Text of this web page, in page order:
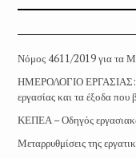
Νόμος 4611/2019 για τα
ΗΜΕΡΟΛΟΓΙΟ ΕΡΓΑΣΙΑΣ:
εργασίας και τα έξοδα
ΚΕΠΕΑ – Οδηγός
Μεταρρυθμίσεις της